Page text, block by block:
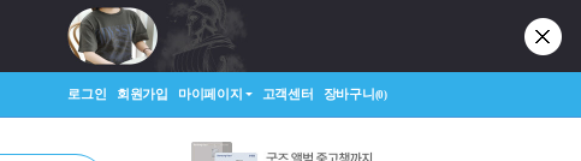
로그인 회원가입 마이페이지 고객센터 장바구니(0)